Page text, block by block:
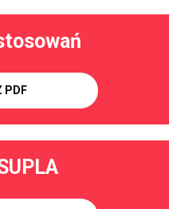
PDF